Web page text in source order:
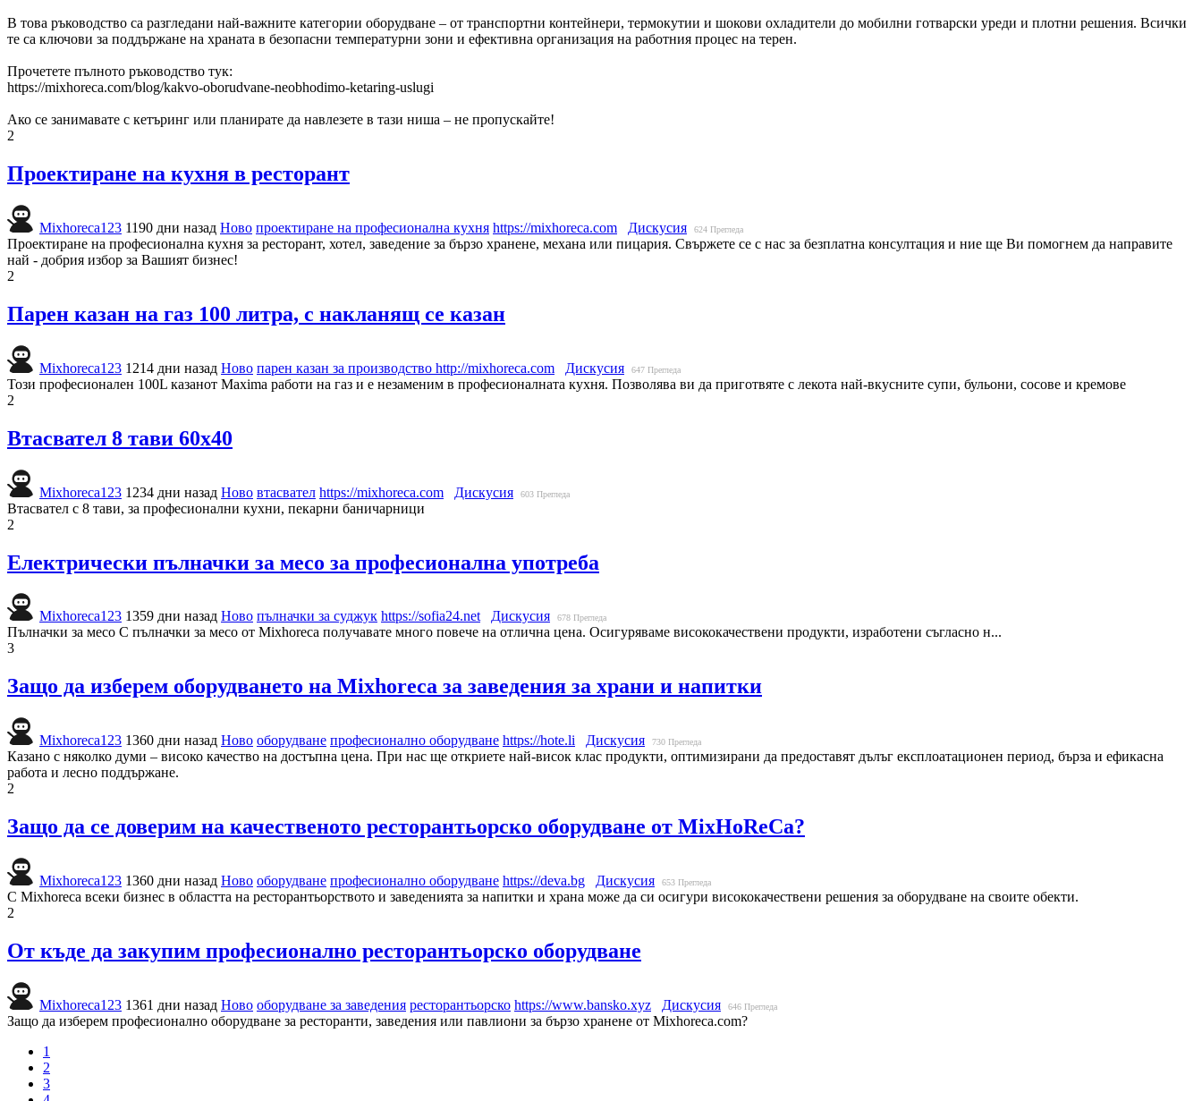
В това ръководство са разгледани най-важните категории оборудване – от транспортни контейнери, термокутии и шокови охладители до мобилни готварски уреди и плотни решения. Всички
те са ключови за поддържане на храната в безопасни температурни зони и ефективна организация на работния процес на терен.
Прочетете пълното ръководство тук:
https://mixhoreca.com/blog/kakvo-oborudvane-neobhodimo-ketaring-uslugi
Ако се занимавате с кетъринг или планирате да навлезете в тази ниша – не пропускайте!
2
Проектиране на кухня в ресторант
Mixhoreca123 1190 дни назад Ново проектиране на професионална кухня https://mixhoreca.com Дискусия 624 Прегледа
Проектиране на професионална кухня за ресторант, хотел, заведение за бързо хранене, механа или пицария. Свържете се с нас за безплатна консултация и ние ще Ви помогнем да направите
най - добрия избор за Вашият бизнес!
2
Парен казан на газ 100 литра, с накланящ се казан
Mixhoreca123 1214 дни назад Ново парен казан за производство http://mixhoreca.com Дискусия 647 Прегледа
Този професионален 100L казанот Maxima работи на газ и е незаменим в професионалната кухня. Позволява ви да приготвяте с лекота най-вкусните супи, бульони, сосове и кремове
2
Втасвател 8 тави 60х40
Mixhoreca123 1234 дни назад Ново втасвател https://mixhoreca.com Дискусия 603 Прегледа
Втасвател с 8 тави, за професионални кухни, пекарни баничарници
2
Електрически пълначки за месо за професионална употреба
Mixhoreca123 1359 дни назад Ново пълначки за суджук https://sofia24.net Дискусия 678 Прегледа
Пълначки за месо С пълначки за месо от Mixhoreca получавате много повече на отлична цена. Осигуряваме висококачествени продукти, изработени съгласно н...
3
Защо да изберем оборудването на Mixhoreca за заведения за храни и напитки
Mixhoreca123 1360 дни назад Ново оборудване професионално оборудване https://hote.li Дискусия 730 Прегледа
Казано с няколко думи – високо качество на достъпна цена. При нас ще откриете най-висок клас продукти, оптимизирани да предоставят дълъг експлоатационен период, бърза и ефикасна
работа и лесно поддържане.
2
Защо да се доверим на качественото ресторантьорско оборудване от MixHoReCa?
Mixhoreca123 1360 дни назад Ново оборудване професионално оборудване https://deva.bg Дискусия 653 Прегледа
С Mixhoreca всеки бизнес в областта на ресторантьорството и заведенията за напитки и храна може да си осигури висококачествени решения за оборудване на своите обекти.
2
От къде да закупим професионално ресторантьорско оборудване
Mixhoreca123 1361 дни назад Ново оборудване за заведения ресторантьорско https://www.bansko.xyz Дискусия 646 Прегледа
Защо да изберем професионално оборудване за ресторанти, заведения или павлиони за бързо хранене от Mixhoreca.com?
1
2
3